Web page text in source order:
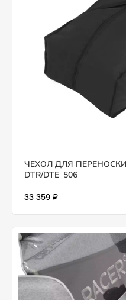
ЧЕХОЛ ДЛЯ
DTR/DTE_506
33 359 ₽